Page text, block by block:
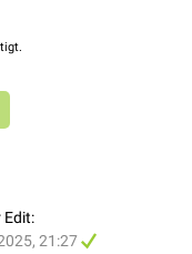
Edit:
21:27